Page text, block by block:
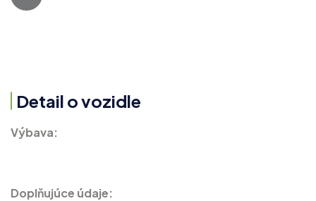
Detail o vozidle
Výbava:
Doplňujúce údaje: